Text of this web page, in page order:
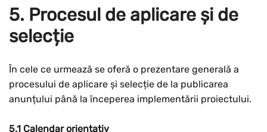
5. Procesul de aplicare și de
selecție
În cele ce urmează se oferă o prezentare generală a
procesului de aplicare și selecție de la publicarea
anunțului până la începerea implementării proiectului.
5.1 Calendar orientativ